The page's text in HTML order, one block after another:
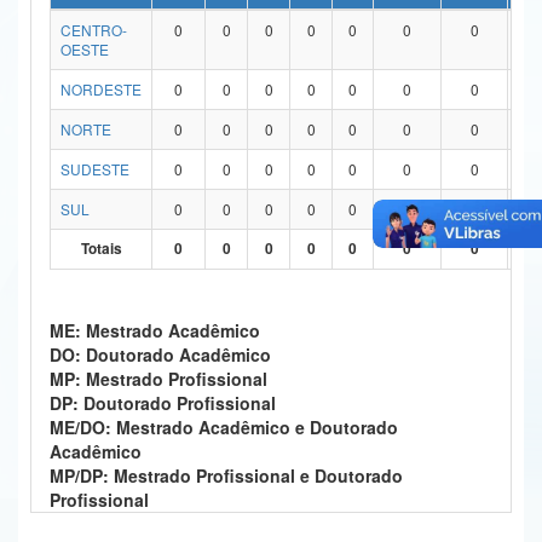
Ministério da Ciência, Tecnologia, Inovações e Comunicações
Ministério do Turismo
Ministério do Desenvolvimento Regional
Ministério da Mulher, da Família e dos Direitos Humanos
Banco Central do Brasil
CENTRO-
OESTE
0 0 0 0 0 0 0
NORDESTE 0 0 0 0 0 0 0
NORTE
0 0 0 0 0 0 0
SUDESTE
0 0 0 0 0 0 0
SUL
0 0 0 0 0 0 0
0
Totais
0 0 0 0 0 0 0 0
ME: Mestrado Acadêmico
DO: Doutorado Acadêmico
MP: Mestrado Profissional
DP: Doutorado Profissional
ME/DO: Mestrado Acadêmico e Doutorado
Acadêmico
MP/DP: Mestrado Profissional e Doutorado
Profissional